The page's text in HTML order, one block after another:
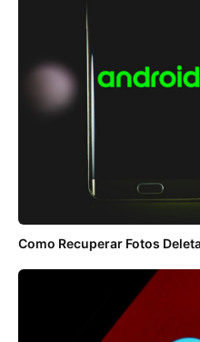
Como Recuperar Fotos